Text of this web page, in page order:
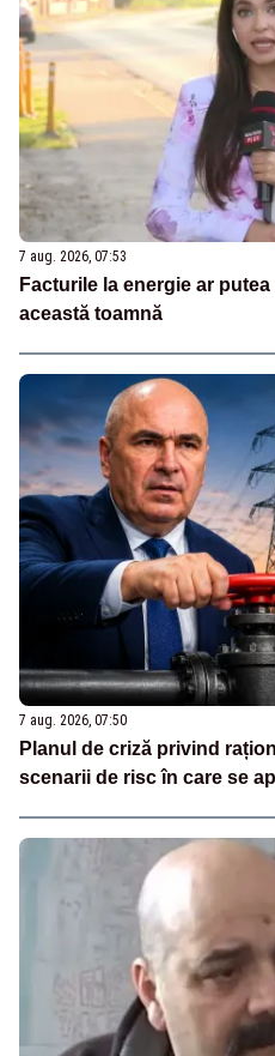
7 aug. 2026, 07:53
Facturile la energie ar
această toamnă
7 aug. 2026, 07:50
Planul de criză privind
scenarii de risc în care se